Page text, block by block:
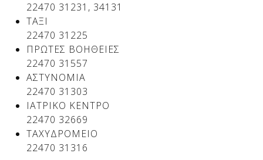
22470 31231, 34131
ΤΑΞΙ
22470 31225
ΠΡΩΤΕΣ ΒΟΗΘΕΙΕΣ
22470 31557
ΑΣΤΥΝΟΜΙΑ
22470 31303
ΙΑΤΡΙΚΟ ΚΕΝΤΡΟ
22470 32669
ΤΑΧΥΔΡΟΜΕΙΟ
22470 31316